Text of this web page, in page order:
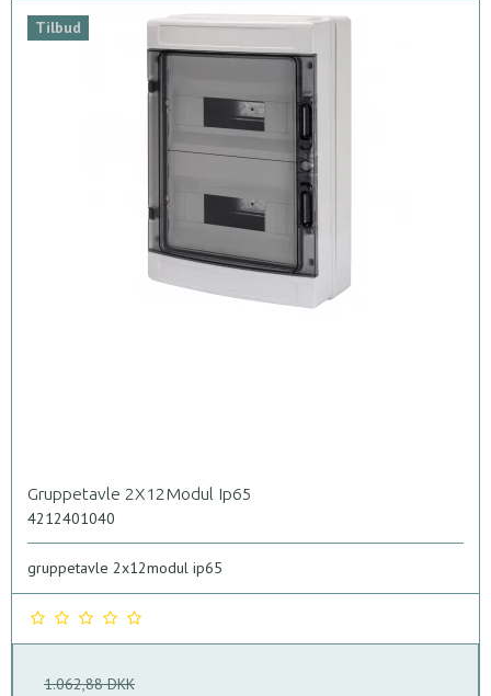
Tilbud
Gruppetavle 2X12Modul Ip65
4212401040
gruppetavle 2x12modul ip65
1.062,88 DKK